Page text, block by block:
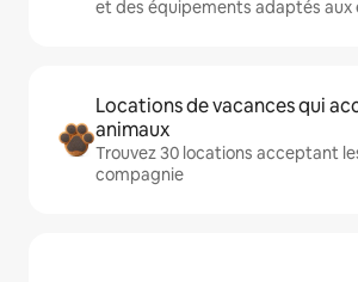
et des équipements adaptés aux
Locations de vacances qui
animaux
Trouvez 30 locations acceptant
compagnie